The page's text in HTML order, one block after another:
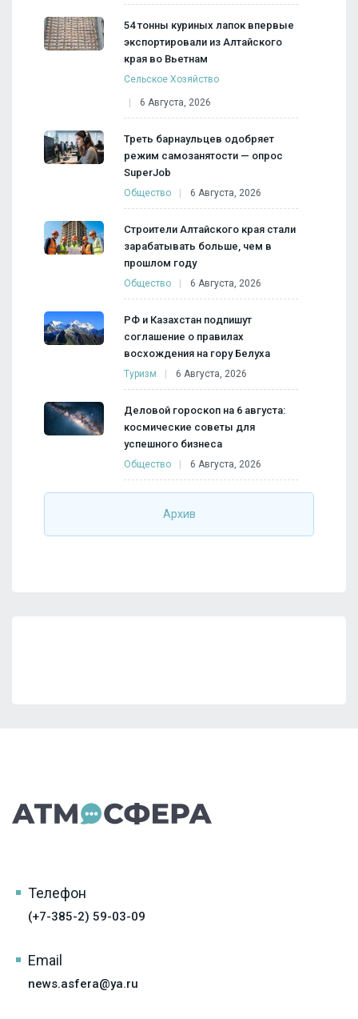
54 тонны куриных лапок впервые
экспортировали из Алтайского
края во Вьетнам
Сельское Хозяйство
6 Августа, 2026
Треть барнаульцев одобряет
режим самозанятости — опрос
SuperJob
Общество 6 Августа, 2026
Строители Алтайского края стали
зарабатывать больше, чем в
прошлом году
Общество 6 Августа, 2026
РФ и Казахстан подпишут
соглашение о правилах
восхождения на гору Белуха
Туризм 6 Августа, 2026
Деловой гороскоп на 6 августа:
космические советы для
успешного бизнеса
Общество 6 Августа, 2026
Архив
Телефон
(+7-385-2) 59-03-09
Email
news.asfera@ya.ru